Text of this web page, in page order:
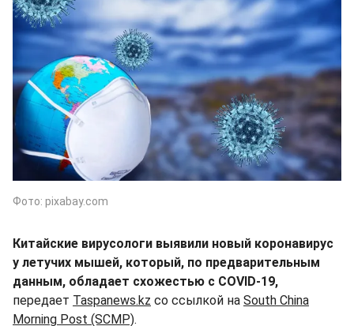
Фото: pixabay.com
Китайские вирусологи выявили новый коронавирус
у летучих мышей, который, по предварительным
данным, обладает схожестью с COVID-19,
передает Taspanews.kz со ссылкой на South China
Morning Post (SCMP).